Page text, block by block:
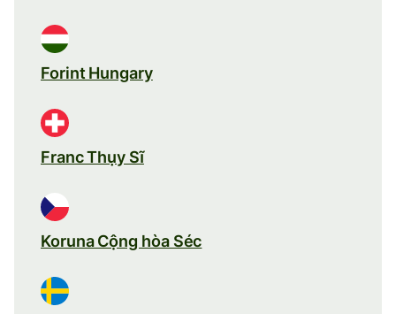
Forint Hungary
Franc Thụy Sĩ
Koruna Cộng hòa Séc